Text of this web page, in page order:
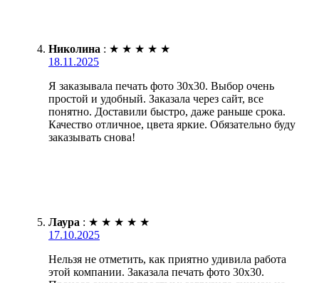
Николина : ★ ★ ★ ★ ★
18.11.2025
Я заказывала печать фото 30х30. Выбор очень
простой и удобный. Заказала через сайт, все
понятно. Доставили быстро, даже раньше срока.
Качество отличное, цвета яркие. Обязательно буду
заказывать снова!
Лаура : ★ ★ ★ ★ ★
17.10.2025
Нельзя не отметить, как приятно удивила работа
этой компании. Заказала печать фото 30х30.